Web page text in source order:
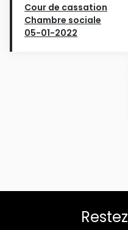
Cour de cassation
Chambre sociale
05-01-2022
Restez